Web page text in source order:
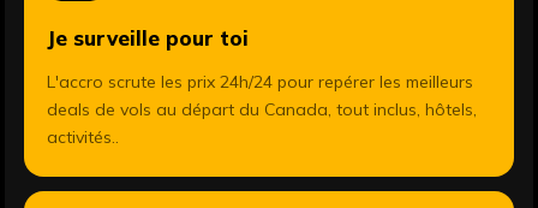
Je surveille pour toi
L'accro scrute les prix 24h/24 pour repérer les meilleurs
deals de vols au départ du Canada, tout inclus, hôtels,
activités..